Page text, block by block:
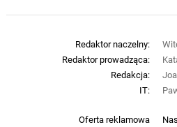
Oferta reklamowa
Redaktor naczelny:
Redaktor prowadząca:
Redakcja:
IT: